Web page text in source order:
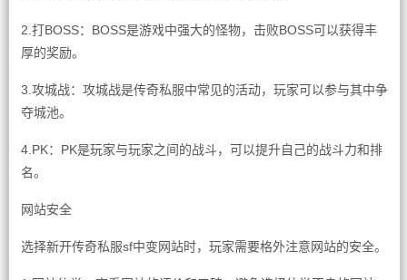
2.打BOSS：BOSS是游戏中强大的怪物，击败BOSS可以获得丰
厚的奖励。
3.攻城战：攻城战是传奇私服中常见的活动，玩家可以参与其中争
夺城池。
4.PK：PK是玩家与玩家之间的战斗，可以提升自己的战斗力和排
名。
网站安全
选择新开传奇私服sf中变网站时，玩家需要格外注意网站的安全。